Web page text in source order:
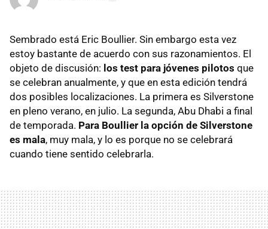
Sembrado está Eric Boullier. Sin embargo esta vez
estoy bastante de acuerdo con sus razonamientos. El
objeto de discusión: los test para jóvenes pilotos que
se celebran anualmente, y que en esta edición tendrá
dos posibles localizaciones. La primera es Silverstone
en pleno verano, en julio. La segunda, Abu Dhabi a final
de temporada. Para Boullier la opción de Silverstone
es mala, muy mala, y lo es porque no se celebrará
cuando tiene sentido celebrarla.